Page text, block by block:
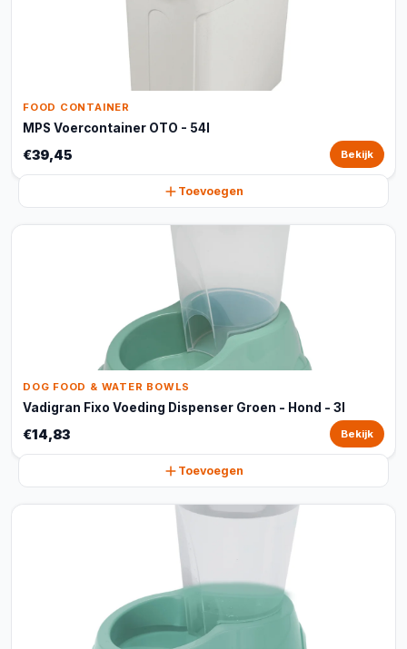
FOOD CONTAINER
MPS Voercontainer OTO - 54l
€39,45 Bekijk
Toevoegen
DOG FOOD & WATER BOWLS
Vadigran Fixo Voeding Dispenser Groen - Hond - 3l
€14,83 Bekijk
Toevoegen